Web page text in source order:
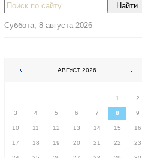
Суббота, 8 августа 2026
АВГУСТ 2026
1
2
3 4 5 6 7 8 9
10 11 12 13 14 15 16
17 18 19 20 21 22 23